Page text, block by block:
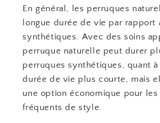
En général, les perruques
longue durée de vie par rapport
synthétiques. Avec des soins
perruque naturelle peut durer
perruques synthétiques, quant
durée de vie plus courte, mais
une option économique pour les
fréquents de style.